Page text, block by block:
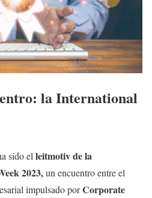
la International
sido el leitmotiv de la
2023,un encuentro entre el
impulsado porCorporate